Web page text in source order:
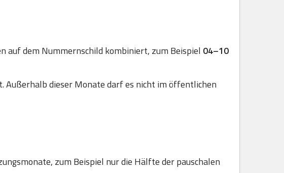
auf dem Nummernschild kombiniert, zum Beispiel 04–10
Außerhalb dieser Monate darf es nicht im öffentlichen
zum Beispiel nur die Hälfte der pauschalen